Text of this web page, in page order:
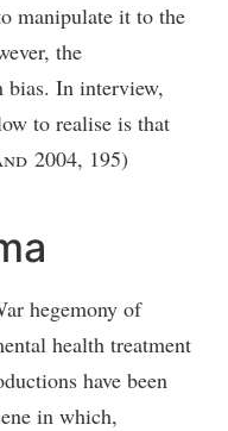
manipulate it to the
the
bias. In interview,
to realise is that
2004, 195)
hegemony of
health treatment
have been
in which,